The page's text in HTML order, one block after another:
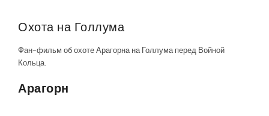
Охота на Голлума
Фан-фильм об охоте Арагорна на Голлума перед Войной
Кольца.
Арагорн